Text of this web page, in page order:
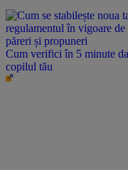
Cum verifici în 5 minute
copilul tău